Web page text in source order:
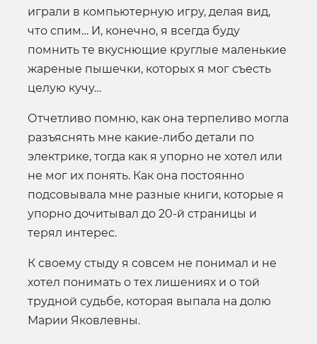
играли в компьютерную игру, делая вид,
что спим… И, конечно, я всегда буду
помнить те вкуснющие круглые маленькие
жареные пышечки, которых я мог съесть
целую кучу…
Отчетливо помню, как она терпеливо могла
разъяснять мне какие-либо детали по
электрике, тогда как я упорно не хотел или
не мог их понять. Как она постоянно
подсовывала мне разные книги, которые я
упорно дочитывал до 20-й страницы и
терял интерес.
К своему стыду я совсем не понимал и не
хотел понимать о тех лишениях и о той
трудной судьбе, которая выпала на долю
Марии Яковлевны.